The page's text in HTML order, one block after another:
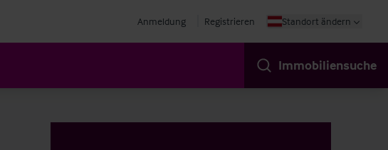
Anmeldung Registrieren Standort ändern
Immobiliensuche